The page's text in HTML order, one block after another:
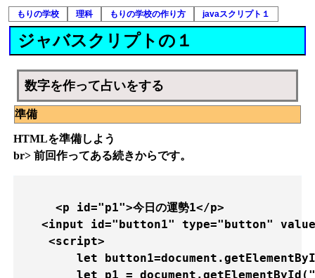
もりの学校 理科 もりの学校の作り方 javaスクリプト１
ジャバスクリプトの１
数字を作って占いをする
準備
HTMLを準備しよう
br> 前回作ってある続きからです。
     <p id="p1">今日の運勢1</p>
<input id="button1" type="button"
    <script>
let
let p1 =